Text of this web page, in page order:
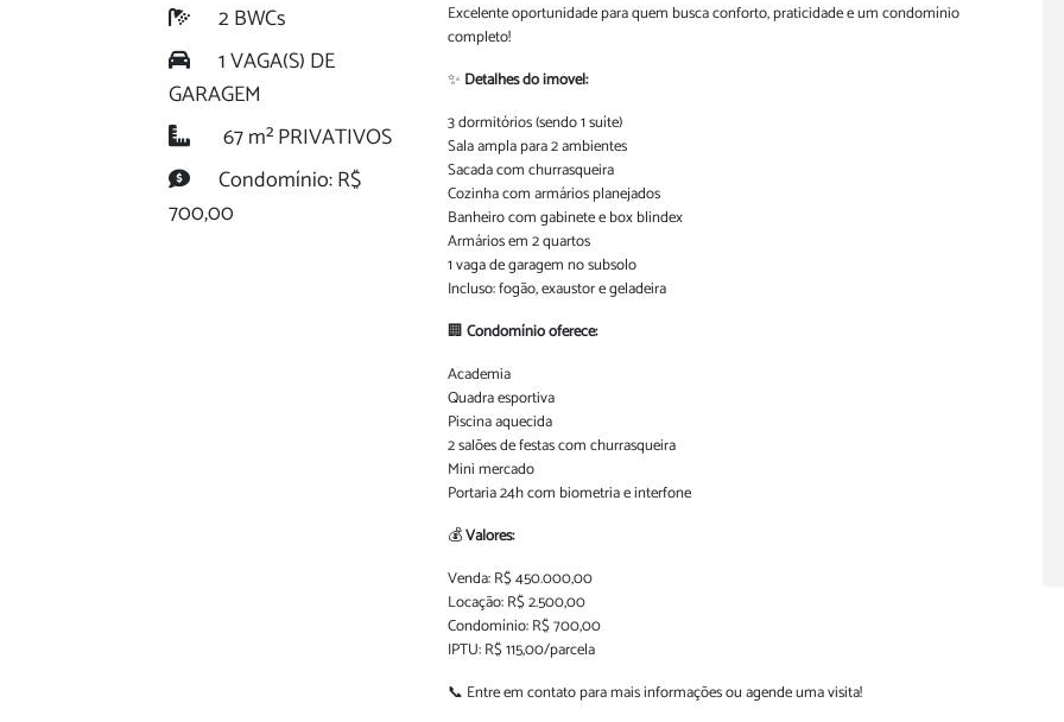
2 BWCs
1 VAGA(S) DE
GARAGEM
67 m² PRIVATIVOS
Condomínio: R$
700,00
Excelente oportunidade para quem busca conforto, praticidade e um condomínio
completo!
✨ Detalhes do imóvel:
3 dormitórios (sendo 1 suíte)
Sala ampla para 2 ambientes
Sacada com churrasqueira
Cozinha com armários planejados
Banheiro com gabinete e box blindex
Armários em 2 quartos
1 vaga de garagem no subsolo
Incluso: fogão, exaustor e geladeira
🏢Condomínio oferece:
Academia
Quadra esportiva
Piscina aquecida
2 salões de festas com churrasqueira
Mini mercado
Portaria 24h com biometria e interfone
💰Valores:
Venda: R$ 450.000,00
Locação: R$ 2.500,00
Condomínio: R$ 700,00
IPTU: R$ 115,00/parcela
📞 Entre em contato para mais informações ou agende uma visita!